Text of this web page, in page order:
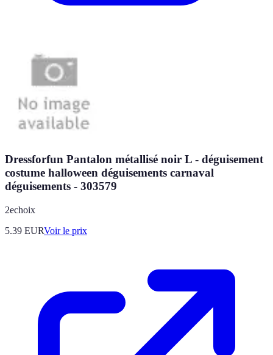
Dressforfun Pantalon métallisé noir L - déguisement
costume halloween déguisements carnaval
déguisements - 303579
2echoix
5.39 EURVoir le prix